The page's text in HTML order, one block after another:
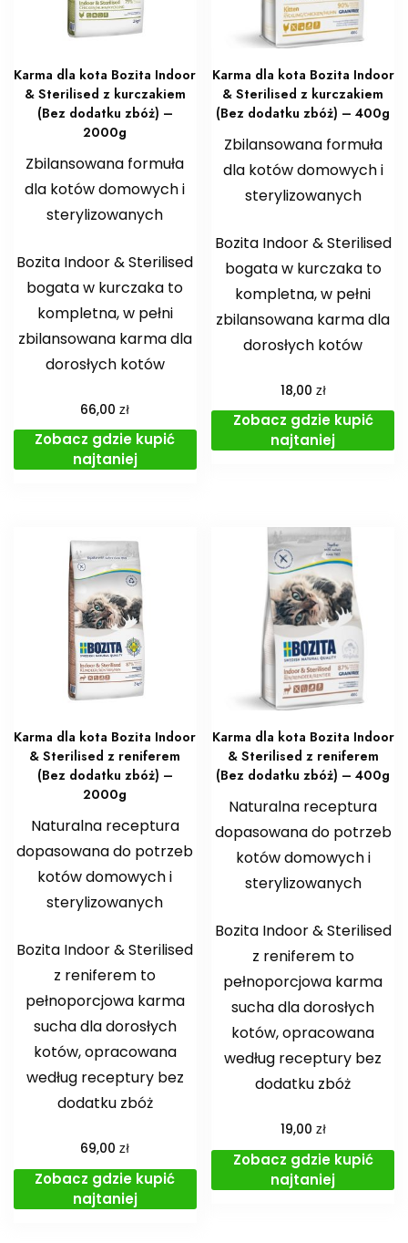
Karma dla kota Bozita Indoor
& Sterilised z kurczakiem
(Bez dodatku zbóż) –
2000g
Zbilansowana formuła
dla kotów domowych i
sterylizowanych
Bozita Indoor & Sterilised
bogata w kurczaka to
kompletna, w pełni
zbilansowana karma dla
dorosłych kotów
66,00zł
Zobacz gdzie kupić
najtaniej
Karma dla kota Bozita Indoor
& Sterilised z kurczakiem
(Bez dodatku zbóż) – 400g
Zbilansowana formuła
dla kotów domowych i
sterylizowanych
Bozita Indoor & Sterilised
bogata w kurczaka to
kompletna, w pełni
zbilansowana karma dla
dorosłych kotów
18,00 zł
Zobacz gdzie kupić
najtaniej
Karma dla kota Bozita Indoor
& Sterilised z reniferem
(Bez dodatku zbóż) –
2000g
Naturalna receptura
dopasowana do potrzeb
kotów domowych i
sterylizowanych
Bozita Indoor & Sterilised
z reniferem to
pełnoporcjowa karma
sucha dla dorosłych
kotów, opracowana
według receptury bez
dodatku zbóż
69,00zł
Zobacz gdzie kupić
najtaniej
Karma dla kota Bozita Indoor
& Sterilised z reniferem
(Bez dodatku zbóż) – 400g
Naturalna receptura
dopasowana do potrzeb
kotów domowych i
sterylizowanych
Bozita Indoor & Sterilised
z reniferem to
pełnoporcjowa karma
sucha dla dorosłych
kotów, opracowana
według receptury bez
dodatku zbóż
19,00 zł
Zobacz gdzie kupić
najtaniej